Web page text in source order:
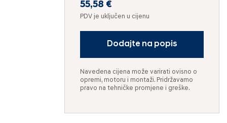
55,58 €
PDV je uključen u cijenu
Dodajte na popis
Navedena cijena može varirati ovisno o
opremi, motoru i montaži. Pridržavamo
pravo na tehničke promjene i greške.